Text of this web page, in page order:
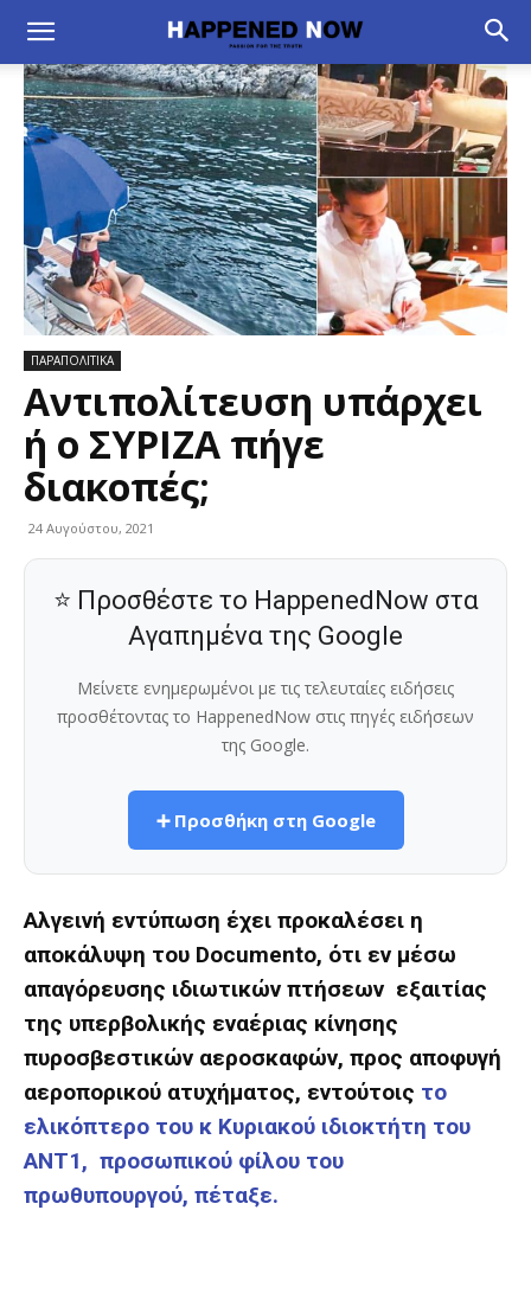
ΠΑΡΑΠΟΛΙΤΙΚΑ
Αντιπολίτευση υπάρχει
ή ο ΣΥΡΙΖΑ πήγε
διακοπές;
24 Αυγούστου, 2021
⭐ Προσθέστε το HappenedNow στα
Αγαπημένα της Google
Μείνετε ενημερωμένοι με τις τελευταίες ειδήσεις
προσθέτοντας το HappenedNow στις πηγές ειδήσεων
της Google.
➕ Προσθήκη στη Google
Αλγεινή εντύπωση έχει προκαλέσει η
αποκάλυψη του Documento, ότι εν μέσω
απαγόρευσης ιδιωτικών πτήσεων εξαιτίας
της υπερβολικής εναέριας κίνησης
πυροσβεστικών αεροσκαφών, προς αποφυγή
αεροπορικού ατυχήματος, εντούτοις το
ελικόπτερο του κ Κυριακού ιδιοκτήτη του
ΑΝΤ1, προσωπικού φίλου του
πρωθυπουργού, πέταξε.